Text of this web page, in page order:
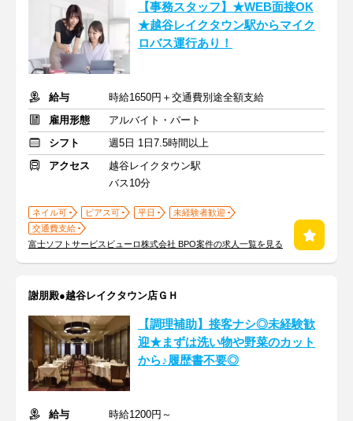
【事務スタッフ】★WEB面接OK
★越谷レイクタウン駅からマイク
ロバス運行あり！
給与
時給1650円＋交通費別途全額支給
雇用形態
アルバイト・パート
シフト
週5日 1日7.5時間以上
アクセス
越谷レイクタウン駅
バス10分
ネイル可 ピアス可 平日
未経験者歓迎
交通費支給
富士ソフトサービスビューロ株式会社 BPO案件の求人一覧を見る
謝朋殿●越谷レイクタウン店ＧＨ
【調理補助】接客ナシ◎未経験歓
迎★まずは洗い物や野菜のカット
から♪履歴書不要◎
給与
時給1200円～